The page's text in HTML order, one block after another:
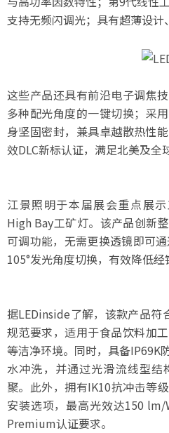
支持无频闪调光；具有超薄设计
这些产品还具有前沿电子调焦
多种配光角度的一键切换；采
身坚固密封，兼具卓越散热性
效DLC新标认证，满足北美及全
江景照明于本届展会重点展
High Bay工矿灯。该产品创新
可调功能，无需更换透镜即可通
105°发光角度切换，有效降低经
据LEDinside了解，该款产品符
规范要求，适用于食品饮料加
等洁净环境。同时，具备IP69K
水冲洗，并通过光滑流线型
聚。此外，拥有IK10抗冲击等
安装选项，最高光效达150 lm/
Premium认证要求。